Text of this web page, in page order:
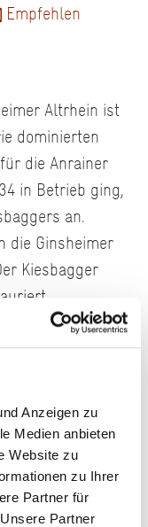
Anzeigen zu
Medien anbieten
Website zu
zu Ihrer
Partner für
Partner
Empfehlen
Altrhein ist
dominierten
die Anrainer
in Betrieb ging,
an.
die Ginsheimer
Kiesbagger